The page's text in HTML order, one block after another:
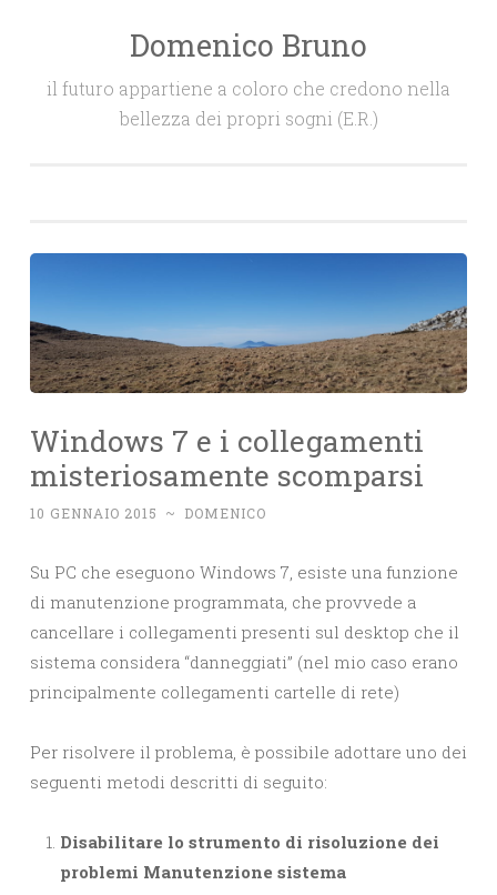
Domenico Bruno
il futuro appartiene a coloro che credono nella
bellezza dei propri sogni (E.R.)
Windows 7 e i collegamenti
misteriosamente scomparsi
10 GENNAIO 2015 ~ DOMENICO
Su PC che eseguono Windows 7, esiste una funzione
di manutenzione programmata, che provvede a
cancellare i collegamenti presenti sul desktop che il
sistema considera “danneggiati” (nel mio caso erano
principalmente collegamenti cartelle di rete)
Per risolvere il problema, è possibile adottare uno dei
seguenti metodi descritti di seguito:
Disabilitare lo strumento di risoluzione dei
problemi Manutenzione sistema